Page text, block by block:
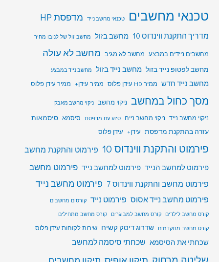
טכנאי מחשבים טכנאי מחשב נייד מדפסת HP
מדריך התקנת ווינדוס 10 מחשב בזול מחשב זול של לנובו מחיר
מחשבים ניידים במבצע מחשב לא מגיב מחשב לא עולה
מחשב לפטופ נייד בזול מחשב נייד בזול מחשב נייד במבצע
מחשב נייד חדש ממיר HD עידן פלוס ממיר עידן+ ממיר עידן פלוס
מסך כחול במחשב ניקוי מחשב ניקוי מחשב מאבק
ניקוי מחשב נייד ניקוי מחשב נייח סיוע עם מדפסת סיסמא סיסמאות
עזרה בהתקנת מדפסת עידן+ עידן פלוס
פירמוט והתקנת ווינדוס 10 פירמוט והתקנת מחשב
פירמוט למחשב הנייד פירמוט למחשב נייד פירמוט מחשב
פירמוט מחשב והתקנת ווינדוס 7
פירמוט מחשב נייד
פירמוט מחשב נייד אסוס פירמוט נייד קורסים מחשבים
קורס מחשב לילדים
קורס מחשב למבוגרים
קורס מחשב מתחילים
קורס מחשב מתקדמים
שדרוג דיסק קשיח שירות לקוחות עידן פלוס
שכחתי את הסיסמא שכחתי סיסמה למחשב
שליטה מרחוק